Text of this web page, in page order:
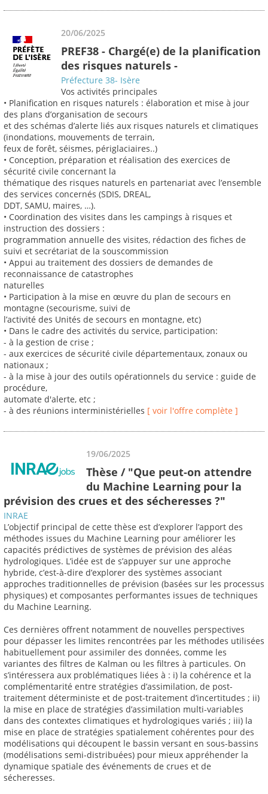
20/06/2025
PREF38 - Chargé(e) de la planification
des risques naturels -
Préfecture 38- Isère
Vos activités principales
• Planification en risques naturels : élaboration et mise à jour
des plans d’organisation de secours
et des schémas d’alerte liés aux risques naturels et climatiques
(inondations, mouvements de terrain,
feux de forêt, séismes, périglaciaires..)
• Conception, préparation et réalisation des exercices de
sécurité civile concernant la
thématique des risques naturels en partenariat avec l’ensemble
des services concernés (SDIS, DREAL,
DDT, SAMU, maires, …).
• Coordination des visites dans les campings à risques et
instruction des dossiers :
programmation annuelle des visites, rédaction des fiches de
suivi et secrétariat de la souscommission
• Appui au traitement des dossiers de demandes de
reconnaissance de catastrophes
naturelles
• Participation à la mise en œuvre du plan de secours en
montagne (secourisme, suivi de
l’activité des Unités de secours en montagne, etc)
• Dans le cadre des activités du service, participation:
- à la gestion de crise ;
- aux exercices de sécurité civile départementaux, zonaux ou
nationaux ;
- à la mise à jour des outils opérationnels du service : guide de
procédure,
automate d'alerte, etc ;
- à des réunions interministérielles [ voir l'offre complète ]
19/06/2025
Thèse / "Que peut-on attendre
du Machine Learning pour la
prévision des crues et des sécheresses ?"
INRAE
L’objectif principal de cette thèse est d’explorer l’apport des
méthodes issues du Machine Learning pour améliorer les
capacités prédictives de systèmes de prévision des aléas
hydrologiques. L’idée est de s’appuyer sur une approche
hybride, c’est-à-dire d’explorer des systèmes associant
approches traditionnelles de prévision (basées sur les processus
physiques) et composantes performantes issues de techniques
du Machine Learning.
Ces dernières offrent notamment de nouvelles perspectives
pour dépasser les limites rencontrées par les méthodes utilisées
habituellement pour assimiler des données, comme les
variantes des filtres de Kalman ou les filtres à particules. On
s’intéressera aux problématiques liées à : i) la cohérence et la
complémentarité entre stratégies d’assimilation, de post-
traitement déterministe et de post-traitement d’incertitudes ; ii)
la mise en place de stratégies d’assimilation multi-variables
dans des contextes climatiques et hydrologiques variés ; iii) la
mise en place de stratégies spatialement cohérentes pour des
modélisations qui découpent le bassin versant en sous-bassins
(modélisations semi-distribuées) pour mieux appréhender la
dynamique spatiale des événements de crues et de
sécheresses.